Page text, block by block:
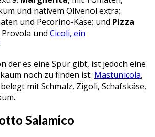
und nativem Olivenöl extra;
und Pecorino-Käse; und Pizza
und Cicoli, ein
der es eine Spur gibt, ist jedoch eine
noch zu finden ist: Mastunicola,
mit Schmalz, Zigoli, Schafskäse,